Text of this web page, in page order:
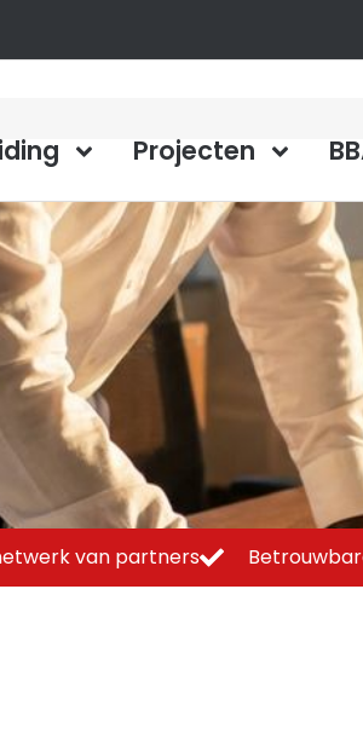
Projecten
van partners